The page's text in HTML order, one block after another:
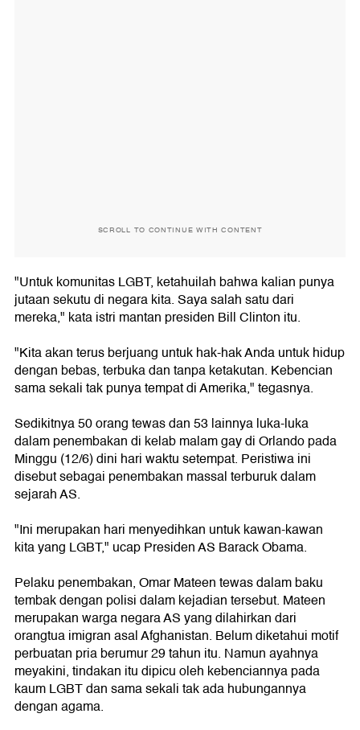
SCROLL TO CONTINUE WITH CONTENT
"Untuk komunitas LGBT, ketahuilah bahwa kalian punya
jutaan sekutu di negara kita. Saya salah satu dari
mereka," kata istri mantan presiden Bill Clinton itu.
"Kita akan terus berjuang untuk hak-hak Anda untuk hidup
dengan bebas, terbuka dan tanpa ketakutan. Kebencian
sama sekali tak punya tempat di Amerika," tegasnya.
Sedikitnya 50 orang tewas dan 53 lainnya luka-luka
dalam penembakan di kelab malam gay di Orlando pada
Minggu (12/6) dini hari waktu setempat. Peristiwa ini
disebut sebagai penembakan massal terburuk dalam
sejarah AS.
"Ini merupakan hari menyedihkan untuk kawan-kawan
kita yang LGBT," ucap Presiden AS Barack Obama.
Pelaku penembakan, Omar Mateen tewas dalam baku
tembak dengan polisi dalam kejadian tersebut. Mateen
merupakan warga negara AS yang dilahirkan dari
orangtua imigran asal Afghanistan. Belum diketahui motif
perbuatan pria berumur 29 tahun itu. Namun ayahnya
meyakini, tindakan itu dipicu oleh kebenciannya pada
kaum LGBT dan sama sekali tak ada hubungannya
dengan agama.